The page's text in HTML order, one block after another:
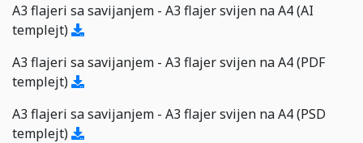
A3 flajeri sa savijanjem - A3 flajer svijen na A4 (AI
templejt)
A3 flajeri sa savijanjem - A3 flajer svijen na A4 (PDF
templejt)
A3 flajeri sa savijanjem - A3 flajer svijen na A4 (PSD
templejt)